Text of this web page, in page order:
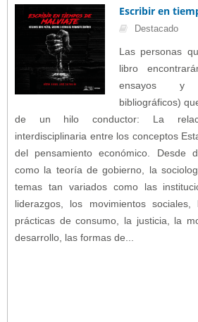
Escribir en
Destacado
Las personas
libro
ensayos y
bibliográficos)
de un hilo conductor: La
interdisciplinaria entre los conceptos
del pensamiento económico. Desde
como la teoría de gobierno, la
temas tan variados como las
liderazgos, los movimientos
prácticas de consumo, la justicia, la
desarrollo, las formas de...